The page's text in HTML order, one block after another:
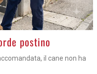
postino
il cane non ha